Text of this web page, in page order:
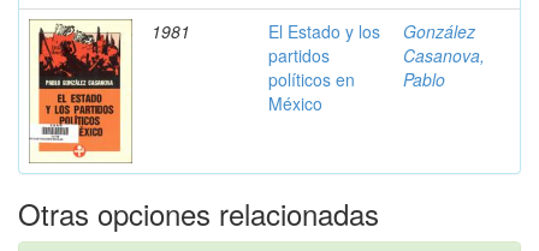
1981
El Estado y los
partidos
políticos en
México
González
Casanova,
Pablo
Otras opciones relacionadas